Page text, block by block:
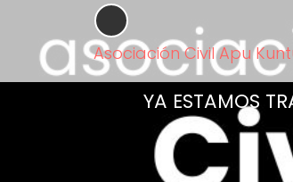
contenido
principal
Asociación Civil Apu
YA ESTAMOS